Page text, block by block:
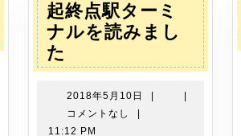
起終点駅ターミ
ナルを読みまし
た
終
点
駅
2018年5月10日
2018
コメントなし
11:12 PM